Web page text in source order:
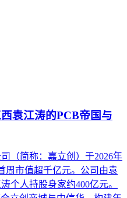
袁江涛的PCB帝国与
（简称：嘉立创）于2026年
周市值超千亿元。公司由袁
个人持股身家约400亿元。